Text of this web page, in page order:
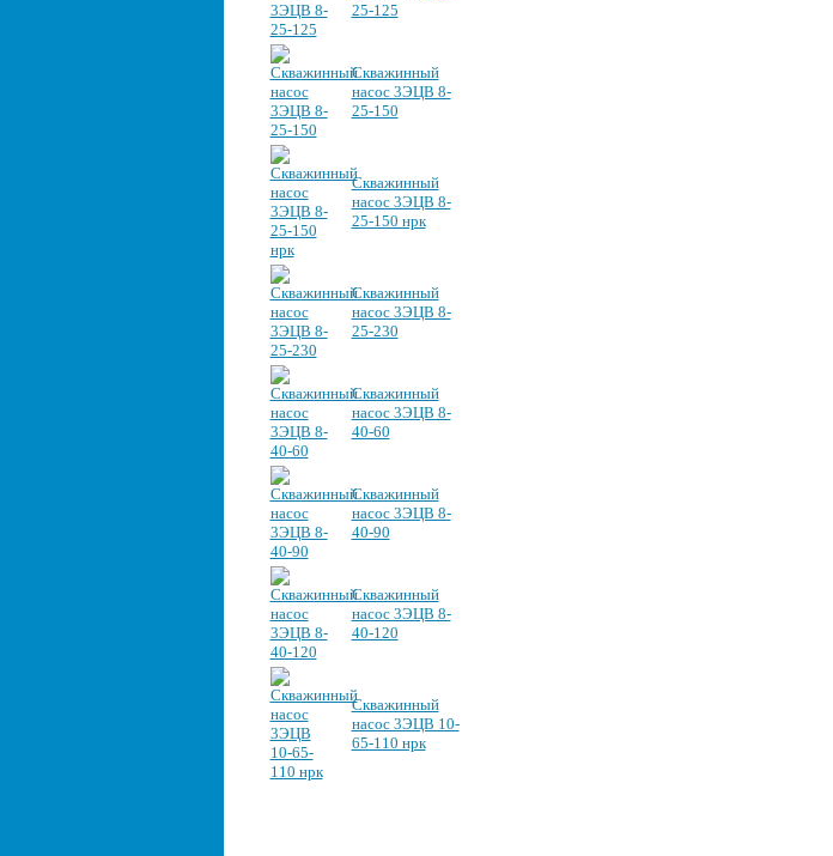
25-125
Скважинный
насос 3ЭЦВ 8-
25-150
Скважинный
насос 3ЭЦВ 8-
25-150 нрк
Скважинный
насос 3ЭЦВ 8-
25-230
Скважинный
насос 3ЭЦВ 8-
40-60
Скважинный
насос 3ЭЦВ 8-
40-90
Скважинный
насос 3ЭЦВ 8-
40-120
Скважинный
насос 3ЭЦВ 10-
65-110 нрк